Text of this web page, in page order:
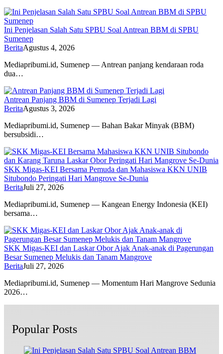
Ini Penjelasan Salah Satu SPBU Soal Antrean BBM di SPBU
Sumenep
BeritaAgustus 4, 2026
Mediapribumi.id, Sumenep — Antrean panjang kendaraan roda
dua…
Antrean Panjang BBM di Sumenep Terjadi Lagi
BeritaAgustus 3, 2026
Mediapribumi.id, Sumenep — Bahan Bakar Minyak (BBM)
bersubsidi…
SKK Migas-KEI Bersama Pemuda dan Mahasiswa KKN UNIB
Situbondo Peringati Hari Mangrove Se-Dunia
BeritaJuli 27, 2026
Mediapribumi.id, Sumenep — Kangean Energy Indonesia (KEI)
bersama…
SKK Migas-KEI dan Laskar Obor Ajak Anak-anak di Pagerungan
Besar Sumenep Melukis dan Tanam Mangrove
BeritaJuli 27, 2026
Mediapribumi.id, Sumenep — Momentum Hari Mangrove Sedunia
2026…
Popular Posts